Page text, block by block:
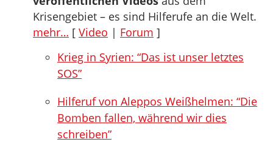
Krisengebiet – es sind Hilferufe an die Welt.
mehr… [ Video | Forum ]
Krieg in Syrien: “Das ist unser letztes
SOS”
Hilferuf von Aleppos Weißhelmen: “Die
Bomben fallen, während wir dies
schreiben”